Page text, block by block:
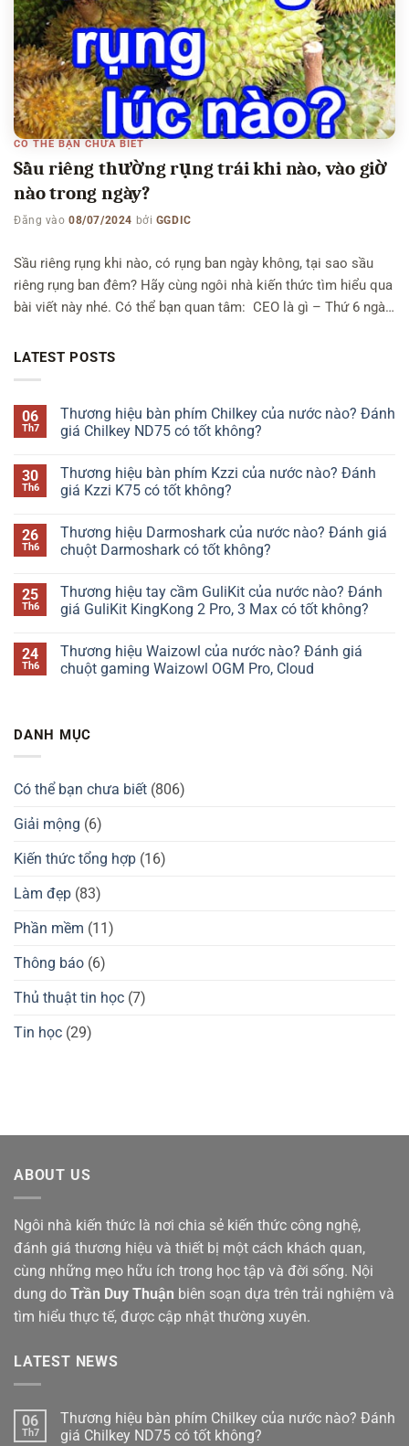
CÓ THỂ BẠN CHƯA BIẾT
Sầu riêng thường rụng trái khi nào, vào giờ
nào trong ngày?
Đăng vào08/07/2024 bởi GGDIC
Sầu riêng rụng khi nào, có rụng ban ngày không, tại sao sầu
riêng rụng ban đêm? Hãy cùng ngôi nhà kiến thức tìm hiểu qua
bài viết này nhé. Có thể bạn quan tâm: CEO là gì – Thứ 6 ngày
giờ […]
LATEST POSTS
06
Th7
Thương hiệu bàn phím Chilkey của nước nào? Đánh
giá Chilkey ND75 có tốt không?
bình
luận
ở
bàn
phím
Chilkey
nào?
Đánh
giá
có
tốt
không?
30
Th6
Thương hiệu bàn phím Kzzi của nước nào? Đánh
giá Kzzi K75 có tốt không?
bình
luận
ở
bàn
phím
Kzzi
nào?
Đánh
giá
không?
26
Th6
Thương hiệu Darmoshark của nước nào? Đánh giá
chuột Darmoshark có tốt không?
bình
luận
ở
Darmoshark
của
nước
Darmoshark
25
Th6
Thương hiệu tay cầm GuliKit của nước nào? Đánh
giá GuliKit KingKong 2 Pro, 3 Max có tốt không?
bình
luận
ở
GuliKit
Đánh
giá
KingKong
2
3
Max
tốt
không?
24
Th6
Thương hiệu Waizowl của nước nào? Đánh giá
chuột gaming Waizowl OGM Pro, Cloud
ở
Thương
của
nước
Đánh
giá
gaming
Waizowl
Pro,
Cloud
DANH MỤC
Có thể bạn chưa biết (806)
Giải mộng (6)
Kiến thức tổng hợp (16)
Làm đẹp (83)
Phần mềm (11)
Thông báo (6)
Thủ thuật tin học (7)
Tin học (29)
ABOUT US
Ngôi nhà kiến thức là nơi chia sẻ kiến thức công nghệ,
đánh giá thương hiệu và thiết bị một cách khách quan,
cùng những mẹo hữu ích trong học tập và đời sống. Nội
dung do Trần Duy Thuận biên soạn dựa trên trải nghiệm và
tìm hiểu thực tế, được cập nhật thường xuyên.
LATEST NEWS
06
Th7
Thương hiệu bàn phím Chilkey của nước nào? Đánh
giá Chilkey ND75 có tốt không?